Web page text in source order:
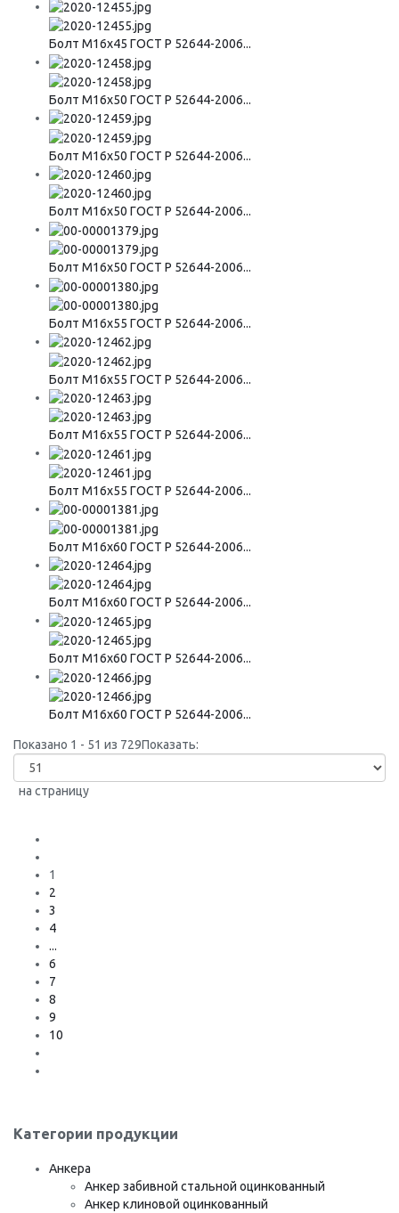
Болт М16х45 ГОСТ Р 52644-2006...
Болт М16х50 ГОСТ Р 52644-2006...
Болт М16х50 ГОСТ Р 52644-2006...
Болт М16х50 ГОСТ Р 52644-2006...
Болт М16х50 ГОСТ Р 52644-2006...
Болт М16х55 ГОСТ Р 52644-2006...
Болт М16х55 ГОСТ Р 52644-2006...
Болт М16х55 ГОСТ Р 52644-2006...
Болт М16х55 ГОСТ Р 52644-2006...
Болт М16х60 ГОСТ Р 52644-2006...
Болт М16х60 ГОСТ Р 52644-2006...
Болт М16х60 ГОСТ Р 52644-2006...
Болт М16х60 ГОСТ Р 52644-2006...
Показано 1 - 51 из 729Показать:
на страницу
1
2
3
4
...
6
7
8
9
10
Категории продукции
Анкера
Анкер забивной стальной оцинкованный
Анкер клиновой оцинкованный